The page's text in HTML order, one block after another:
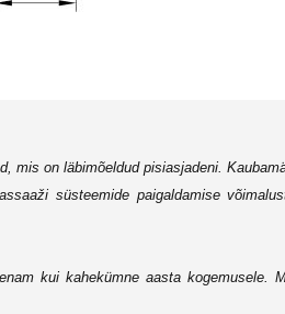
mis on läbimõeldud pisiasjadeni.
süsteemide paigaldamise
kui kahekümne aasta